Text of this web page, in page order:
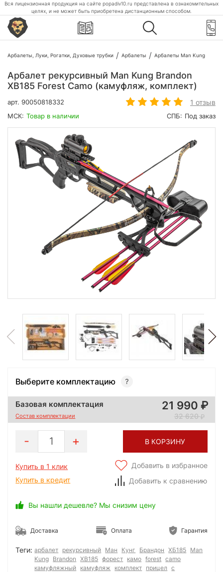
Вся лицензионная продукция на сайте popadiv10.ru представлена в ознакомительных
целях, и не может быть приобретена дистанционным способом.
Арбалеты, Луки, Рогатки, Духовые трубки Арбалеты Арбалеты Man Kung
Арбалет рекурсивный Man Kung Brandon
XB185 Forest Camo (камуфляж, комплект)
арт. 90050818332 1 отзыв
МСК: Товар в наличии СПБ: Под заказ
Выберите комплектацию
Базовая комплектация
Состав комплектации
21 990
32 620
1 В КОРЗИНУ
Купить в 1 клик
Купить в кредит
Добавить в избранное
Добавить к сравнению
Вы нашли дешевле? Мы снизим цену
Доставка Оплата Гарантия
Теги: арбалет рекурсивный Ман Кунг Брандон ХБ185 Man
Kung Brandon XB185 форест камо forest camo
камуфляжный камуфляж комплект прицел
с